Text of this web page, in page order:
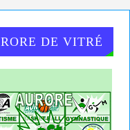
DE VITRÉ